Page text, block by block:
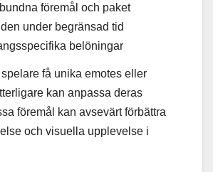
föremål och paket
under begränsad tid
belöningar
få unika emotes eller
kan anpassa deras
föremål kan avsevärt förbättra
och visuella upplevelse i